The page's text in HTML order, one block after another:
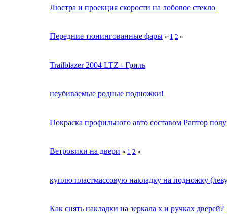
Люстра и проекция скорости на лобовое стекло
Передние тюнингованные фары « 1 2 »
Trailblazer 2004 LTZ - Гриль
неубиваемые родные подножки!
Покраска профильного авто составом Раптор
Ветровики на двери « 1 2 »
куплю пластмассовую накладку на подножку
Как снять накладки на зеркала х и ручках дверей?